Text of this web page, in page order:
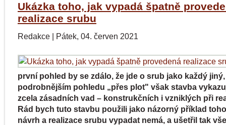
Ukázka toho, jak vypadá špatně
realizace srubu
Redakce | Pátek, 04. červen 2021
první pohled by se zdálo, že jde o srub jako každý
podrobnějším pohledu „přes plot" však stavba
zcela zásadních vad – konstrukčních i vzniklých při
Rád bych tuto stavbu použili jako názorný příklad
návrh a realizace srubu vypadat nemá, a ušetřil tak